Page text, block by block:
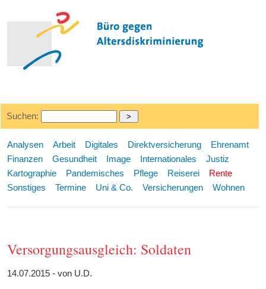
Suchen:
Analysen Arbeit Digitales Direktversicherung
Ehrenamt
Finanzen
Gesundheit Image Internationales
Justiz
Kartographie
Pandemisches Pflege Reiserei
Rente
Sonstiges
Termine Uni & Co. Versicherungen Wohnen
Versorgungsausgleich: Soldaten
14.07.2015 - von U.D.